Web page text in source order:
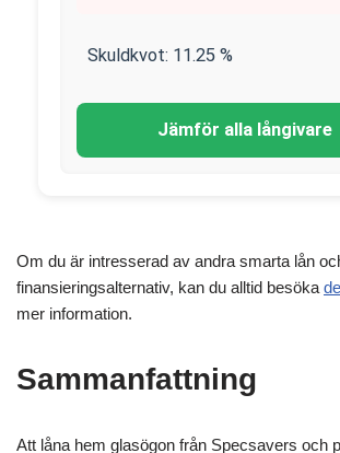
Skuldkvot: 11.25 %
Jämför alla långivare
Om du är intresserad av andra smarta lån
finansieringsalternativ, kan du alltid besöka
mer information.
Sammanfattning
Att låna hem glasögon från Specsavers och